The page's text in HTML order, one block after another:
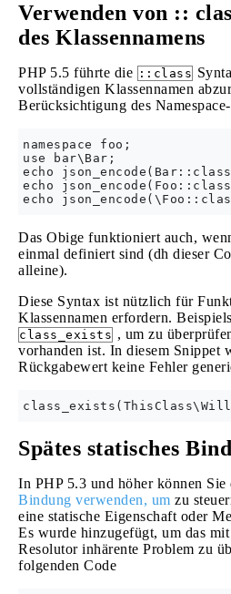
Verwenden von ::
des Klassennamens
PHP 5.5 führte die ::class
vollständigen Klassennamen
Berücksichtigung des
namespace foo;
use bar\Bar;
echo
echo
Das Obige funktioniert auch,
einmal definiert sind (dh dieser
alleine).
Diese Syntax ist nützlich für
Klassennamen erfordern.
class_exists , um zu
vorhanden ist. In diesem Snippet
Rückgabewert keine Fehler
Spätes statisches
In PHP 5.3 und höher können Sie
Bindung verwenden, um zu
eine statische Eigenschaft oder
Es wurde hinzugefügt, um das
Resolutor inhärente Problem zu
folgenden Code